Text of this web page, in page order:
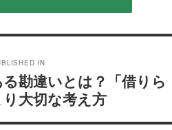
IN
勘違いとは？「借りら
大切な考え方